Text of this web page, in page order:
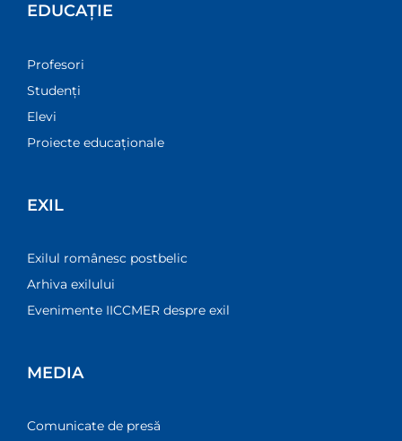
EDUCAȚIE
Profesori
Studenți
Elevi
Proiecte educaționale
EXIL
Exilul românesc postbelic
Arhiva exilului
Evenimente IICCMER despre exil
MEDIA
Comunicate de presă